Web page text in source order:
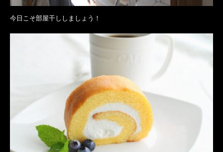
今日こそ部屋干ししましょう！